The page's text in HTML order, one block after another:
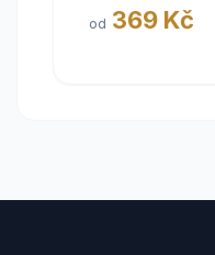
od 369 Kč